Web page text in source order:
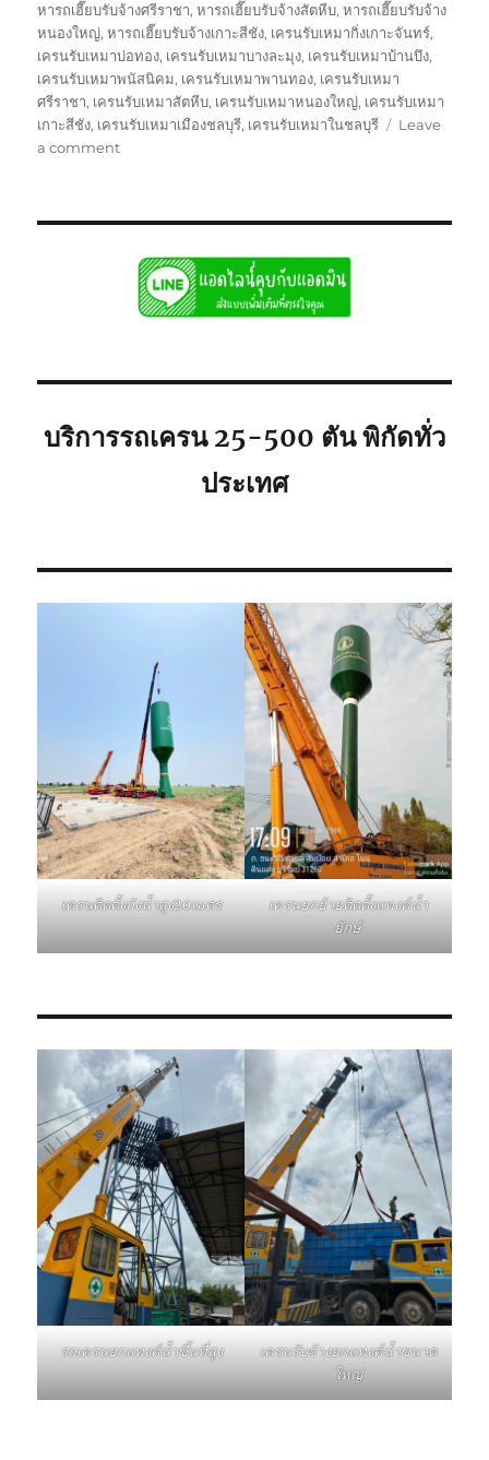
หารถเฮี๊ยบรับจ้างศรีราชา,หารถเฮี๊ยบรับจ้างสัตหีบ,หารถเฮี๊ยบรับจ้าง
หนองใหญ่,หารถเฮี๊ยบรับจ้างเกาะสีชัง, เครนรับเหมากิ่งเกาะจันทร์,
เครนรับเหมาบ่อทอง, เครนรับเหมาบางละมุง, เครนรับเหมาบ้านบึง,
เครนรับเหมาพนัสนิคม, เครนรับเหมาพานทอง, เครนรับเหมา
ศรีราชา, เครนรับเหมาสัตหีบ, เครนรับเหมาหนองใหญ่, เครนรับเหมา
เกาะสีชัง, เครนรับเหมาเมืองชลบุรี, เครนรับเหมาในชลบุรี
Leave
a commenton
เฮี๊ยบ
ชลบุรี
เครน
บริการรถเครน 25-500 ตัน พิกัดทั่ว
ประเทศ
เครนติดตั้งถังน้ำสูง20เมตร
เครนยกย้ายติดตั้งแทงค์น้ำ
ยักษ์
รถเครนยกแทงค์น้ำขึ้นที่สูง
เครนรับจ้างยกแทงค์น้ำขนาด
ใหญ่